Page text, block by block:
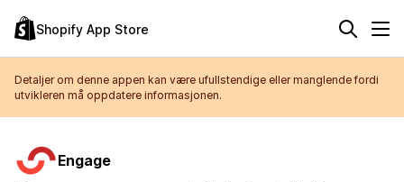
Shopify App Store
Detaljer om denne appen kan være ufullstendige eller manglende fordi
utvikleren må oppdatere informasjonen.
Engage